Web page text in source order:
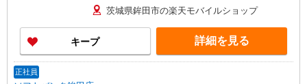
○。・゜+゜ 入社祝い金10万円支給(規定有) お友達
を紹介頂くと, インセンティブ支給(規定有) ゜・。
○。・゜+゜・。○。・゜+゜
茨城県鉾田市の楽天モバイルショップ
キープ 詳細を見る
正社員